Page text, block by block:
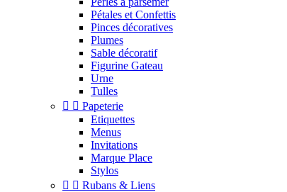
Pétales et Confettis
Pinces décoratives
Plumes
Sable décoratif
Figurine Gateau
Urne
Tulles
  Papeterie
Etiquettes
Menus
Invitations
Marque Place
Stylos
  Rubans & Liens